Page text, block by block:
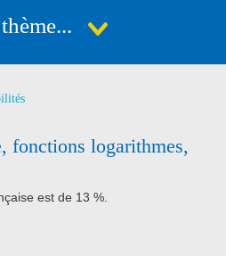
fonctions logarithmes,
est de 13 %.